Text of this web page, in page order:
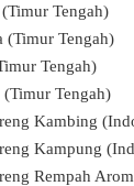
Tengah)
(Timur Tengah)
Tengah)
Tengah)
Kambing
Kampung
Rempah